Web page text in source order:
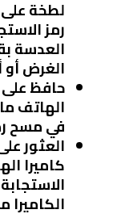
لطخة
رمز
العدسة
الغرض
حافظ
الهاتف
في مسح
العثور
كاميرا